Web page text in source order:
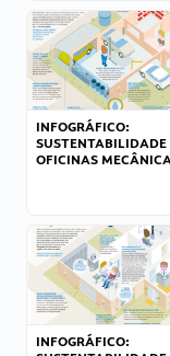
INFOGRÁFICO:
SUSTENTABILIDADE
OFICINAS
INFOGRÁFICO: